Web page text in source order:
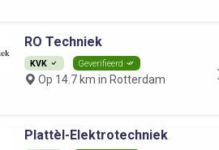
RO Techniek
KVK Geverifieerd
Op 14.7 km in Rotterdam
Plattèl-Elektrotechniek